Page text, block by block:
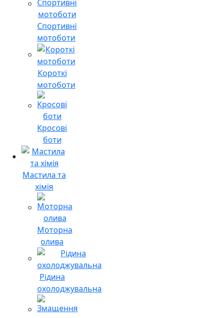
Спортивні
мотоботи
Короткі
мотоботи
Кросові
боти
Мастила та
хімія
Моторна
олива
Рідина
охолоджувальна